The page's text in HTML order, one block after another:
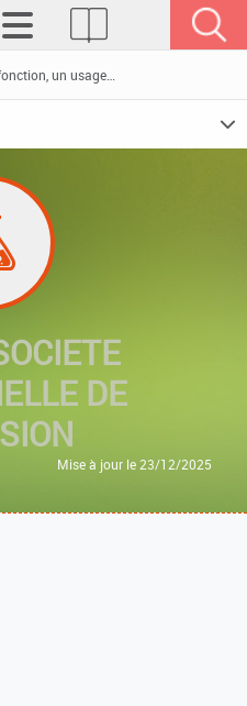
DE
Mise à jour le 23/12/2025